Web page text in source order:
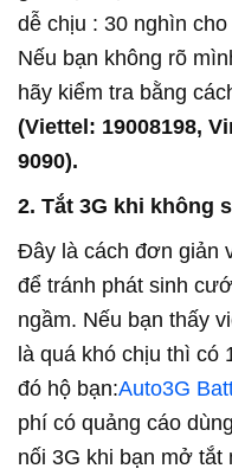
dễ chịu : 30 nghìn
Nếu bạn không rõ
hãy kiểm tra bằng
(Viettel: 19008198,
9090).
2. Tắt 3G khi không
Đây là cách đơn giản
để tránh phát sinh
ngầm. Nếu bạn thấy
là quá khó chịu thì có
đó hộ bạn:Auto3G
phí có quảng cáo
nối 3G khi bạn mở tắt